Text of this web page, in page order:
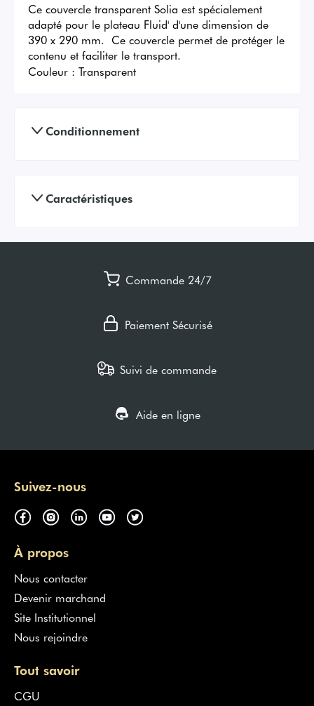
Ce couvercle transparent Solia est spécialement
adapté pour le plateau Fluid' d'une dimension de
390 x 290 mm.  Ce couvercle permet de protéger le
contenu et faciliter le transport.
Couleur : Transparent
Conditionnement
Caractéristiques
Commande 24/7
Paiement Sécurisé
Suivi de commande
Aide en ligne
Suivez-nous
À propos
Nous contacter
Devenir marchand
Site Institutionnel
Nous rejoindre
Tout savoir
CGU